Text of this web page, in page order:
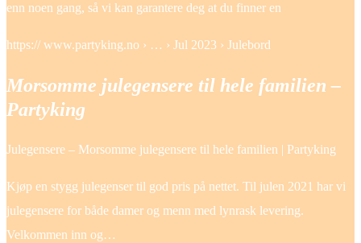
enn noen gang, så vi kan garantere deg at du finner en
https:// www.partyking.no › … › Jul 2023 › Julebord
Morsomme julegensere til hele familien –
Partyking
Julegensere – Morsomme julegensere til hele familien | Partyking
Kjøp en stygg julegenser til god pris på nettet. Til julen 2021 har vi
julegensere for både damer og menn med lynrask levering.
Velkommen inn og…